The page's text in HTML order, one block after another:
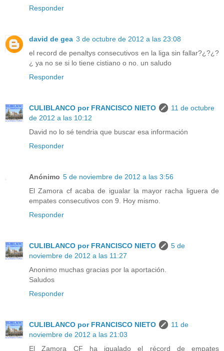
Responder
david de gea 3 de octubre de 2012 a las 23:08
el record de penaltys consecutivos en la liga sin fallar?¿?¿?
¿ ya no se si lo tiene cistiano o no. un saludo
Responder
CULIBLANCO por FRANCISCO NIETO
11 de octubre
de 2012 a las 10:12
David no lo sé tendria que buscar esa información
Responder
Anónimo 5 de noviembre de 2012 a las 3:56
El Zamora cf acaba de igualar la mayor racha liguera de
empates consecutivos con 9. Hoy mismo.
Responder
CULIBLANCO por FRANCISCO NIETO
5 de
noviembre de 2012 a las 11:27
Anonimo muchas gracias por la aportación.
Saludos
Responder
CULIBLANCO por FRANCISCO NIETO
11 de
noviembre de 2012 a las 21:03
El Zamora CF ha igualado el récord de empates